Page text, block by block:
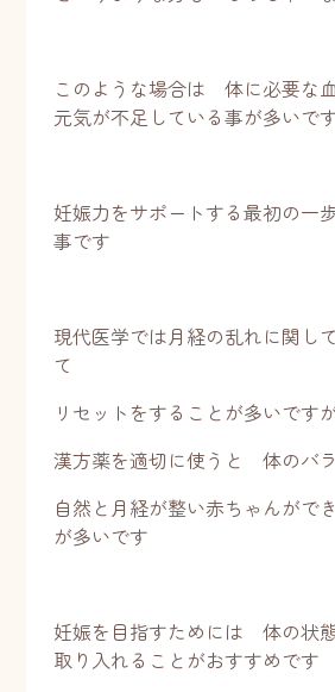
このような場合は 体に必要な
元気が不足している事が多いで
妊娠力をサポートする最初の一
事です
現代医学では月経の乱れに関し
て
リセットをすることが多いですが
漢方薬を適切に使うと 体のバ
自然と月経が整い赤ちゃんがで
が多いです
妊娠を目指すためには 体の状
取り入れることがおすすめです